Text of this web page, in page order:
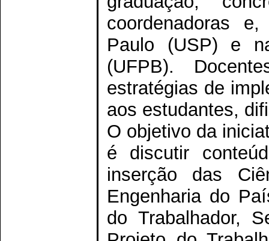
coordenadoras
Paulo (USP) e
(UFPB).
estratégias de
aos estudantes,
O objetivo da
é discutir
inserção das
Engenharia do
do Trabalhador,